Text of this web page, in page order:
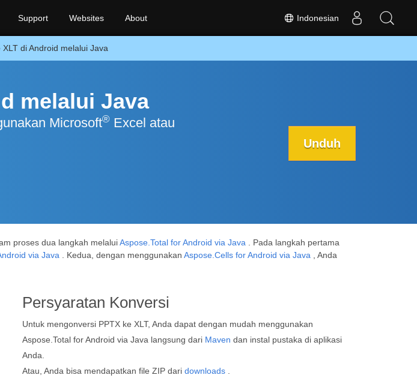
Indonesian
Support Websites About
XLT di Android melalui Java
melalui Java
Microsoft® Excel atau
Unduh
proses dua langkah melaluiAspose.Total for Android via Java . Pada langkah pertama
via Java . Kedua, dengan menggunakan Aspose.Cells for Android via Java , Anda
Persyaratan Konversi
Untuk mengonversi PPTX ke XLT, Anda dapat dengan mudah menggunakan
Aspose.Total for Android via Java langsung dari Maven dan instal pustaka di aplikasi
Anda.
Atau, Anda bisa mendapatkan file ZIP dari downloads